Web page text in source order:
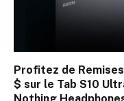
Profitez de
$ sur le Tab S10